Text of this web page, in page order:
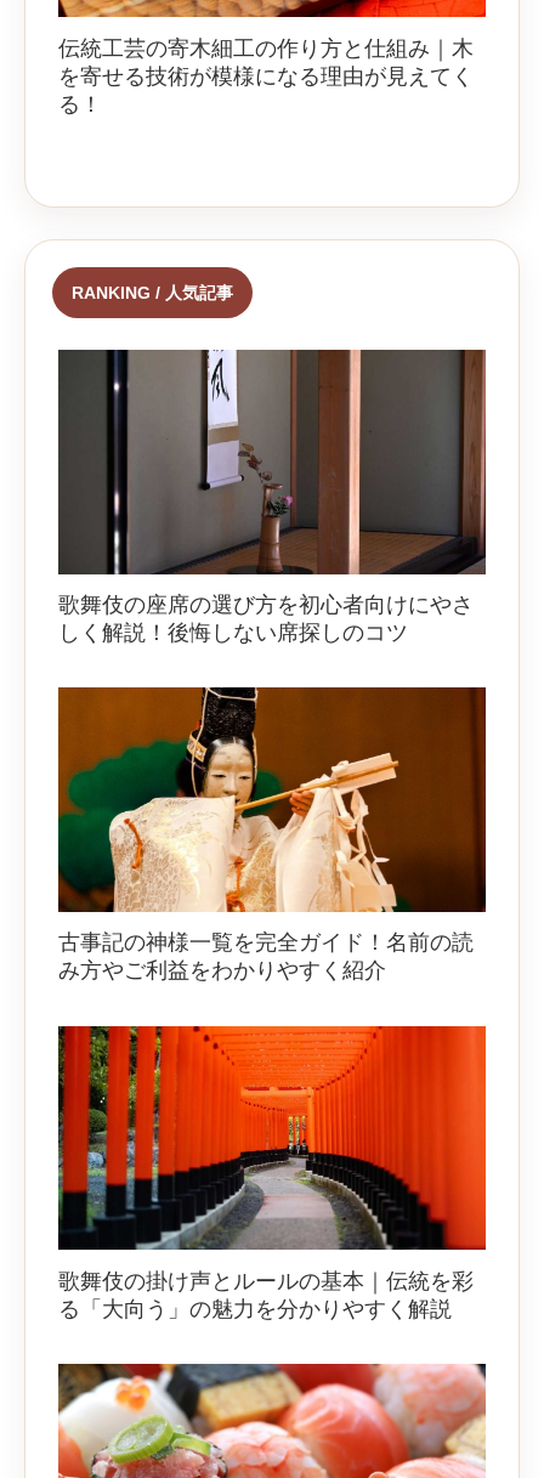
伝統工芸の寄木細工の作り方と仕組み｜木
を寄せる技術が模様になる理由が見えてく
る！
RANKING / 人気記事
歌舞伎の座席の選び方を初心者向けにやさ
しく解説！後悔しない席探しのコツ
古事記の神様一覧を完全ガイド！名前の読
み方やご利益をわかりやすく紹介
歌舞伎の掛け声とルールの基本｜伝統を彩
る「大向う」の魅力を分かりやすく解説